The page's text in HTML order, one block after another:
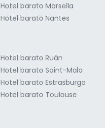
Hotel barato Marsella
Hotel barato Nantes
Hotel barato Ruán
Hotel barato Saint-Malo
Hotel barato Estrasburgo
Hotel barato Toulouse